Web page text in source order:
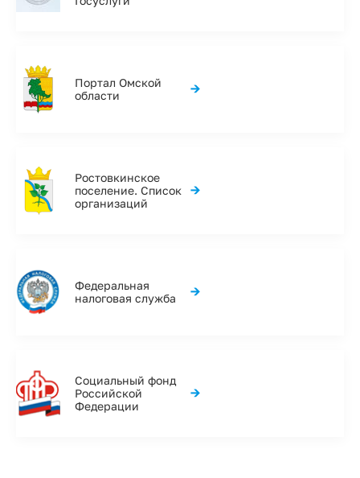
Портал Омской
области
→
Ростовкинское
поселение. Список
организаций
→
Федеральная
налоговая служба
→
Социальный фонд
Российской
Федерации
→